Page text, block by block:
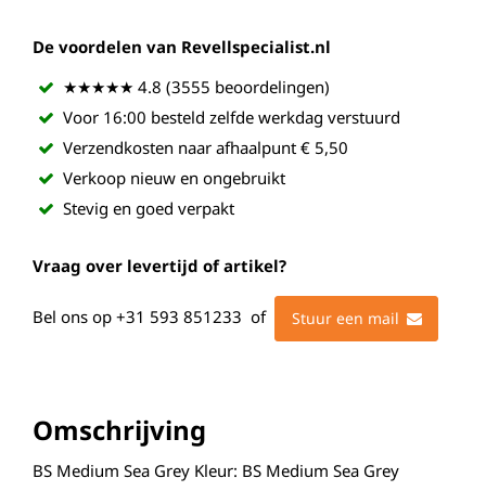
De voordelen van Revellspecialist.nl
★★★★★ 4.8 (3555 beoordelingen)
Voor 16:00 besteld zelfde werkdag verstuurd
Verzendkosten naar afhaalpunt € 5,50
Verkoop nieuw en ongebruikt
Stevig en goed verpakt
Vraag over levertijd of artikel?
Bel ons op +31 593 851233 of Stuur een mail
Omschrijving
BS Medium Sea Grey Kleur: BS Medium Sea Grey